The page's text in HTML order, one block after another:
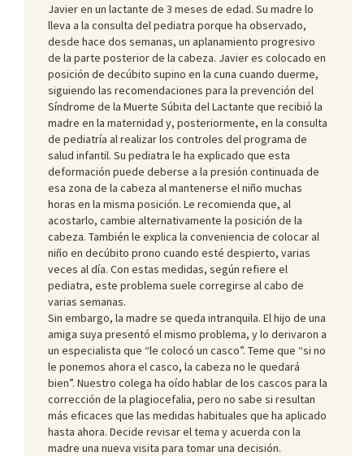
Javier en un lactante de 3 meses de edad. Su madre lo
lleva a la consulta del pediatra porque ha observado,
desde hace dos semanas, un aplanamiento progresivo
de la parte posterior de la cabeza. Javier es colocado en
posición de decúbito supino en la cuna cuando duerme,
siguiendo las recomendaciones para la prevención del
Síndrome de la Muerte Súbita del Lactante que recibió la
madre en la maternidad y, posteriormente, en la consulta
de pediatría al realizar los controles del programa de
salud infantil. Su pediatra le ha explicado que esta
deformación puede deberse a la presión continuada de
esa zona de la cabeza al mantenerse el niño muchas
horas en la misma posición. Le recomienda que, al
acostarlo, cambie alternativamente la posición de la
cabeza. También le explica la conveniencia de colocar al
niño en decúbito prono cuando esté despierto, varias
veces al día. Con estas medidas, según refiere el
pediatra, este problema suele corregirse al cabo de
varias semanas.
Sin embargo, la madre se queda intranquila. El hijo de una
amiga suya presentó el mismo problema, y lo derivaron a
un especialista que “le colocó un casco”. Teme que “si no
le ponemos ahora el casco, la cabeza no le quedará
bien”. Nuestro colega ha oído hablar de los cascos para la
corrección de la plagiocefalia, pero no sabe si resultan
más eficaces que las medidas habituales que ha aplicado
hasta ahora. Decide revisar el tema y acuerda con la
madre una nueva visita para tomar una decisión.